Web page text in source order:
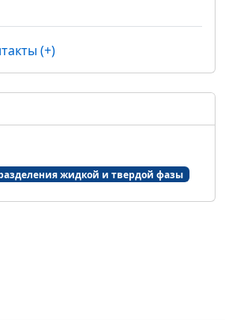
(+)
жидкой и твердой фазы